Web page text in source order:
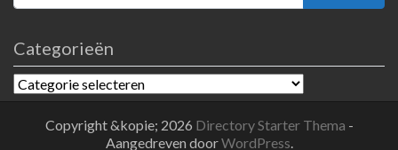
Categorieën
Categorieën
Copyright &kopie; 2026 Directory Starter Thema -
Aangedreven doorWordPress